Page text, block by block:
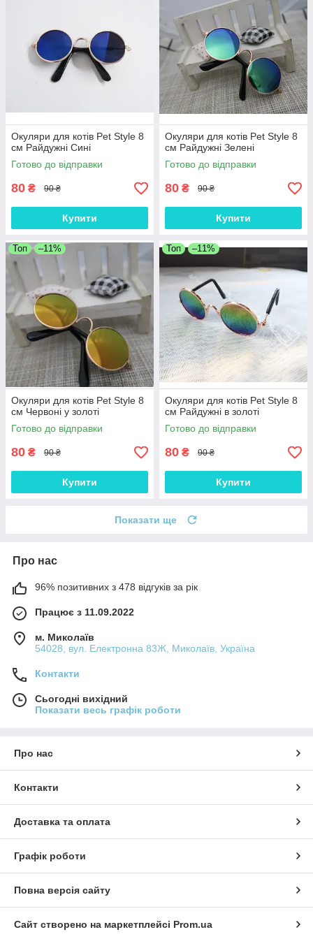
Окуляри для котів Pet Style 8
см Райдужні Сині
Готово до відправки
80 ₴ 90 ₴
Купити
Окуляри для котів Pet Style 8
см Райдужні Зелені
Готово до відправки
80 ₴ 90 ₴
Купити
Топ –11%
Окуляри для котів Pet Style 8
см Червоні у золоті
Готово до відправки
80 ₴ 90 ₴
Купити
Топ –11%
Окуляри для котів Pet Style 8
см Райдужні в золоті
Готово до відправки
80 ₴ 90 ₴
Купити
Показати ще
Про нас
96% позитивних з 478 відгуків за рік
Працює з 11.09.2022
м. Миколаїв
54028, вул. Електронна 83Ж, Миколаїв, Україна
Контакти
Сьогодні вихідний
Показати весь графік роботи
Про нас
Контакти
Доставка та оплата
Графік роботи
Повна версія сайту
Сайт створено на маркетплейсі Prom.ua